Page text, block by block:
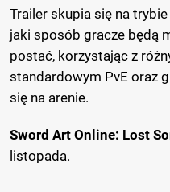
Trailer skupia się na
jaki sposób gracze będą
postać, korzystając z
standardowym PvE oraz
się na arenie.
Sword Art Online: Lost
listopada.